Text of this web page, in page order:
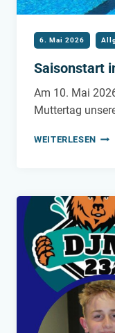
Saisonstart
6. Mai 2026
Am 10. Mai
Muttertag
WEITERLESEN